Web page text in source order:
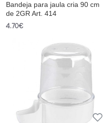
Bandeja para jaula cria 90 cm
de 2GR Art. 414
4.70€